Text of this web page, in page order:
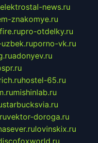
elektrostal-news.ru
znakomye.ru
pro-otdelky.ru
porno-vk.ru
adonyev.ru
hostel-65.ru
mishinlab.ru
starbucksvia.ru
vektor-doroga.ru
lovinskix.ru